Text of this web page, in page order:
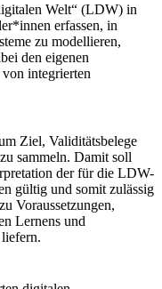
Welt“ (LDW) in
erfassen, in
zu modellieren,
den eigenen
integrierten
Ziel, Validitätsbelege
sammeln. Damit soll
der für die LDW-
gültig und somit zulässig
Voraussetzungen,
Lernens und